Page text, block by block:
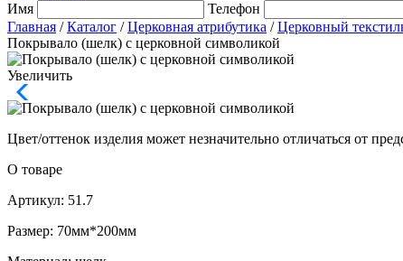
Имя
Телефон
Главная / Каталог / Церковная атрибутика / Церковный
Покрывало (шелк) с церковной символикой
Увеличить
Цвет/оттенок изделия может незначительно отличаться от
О товаре
Артикул: 51.7
Размер: 70мм*200мм